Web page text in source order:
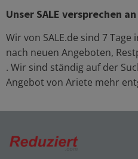
Unser SALE versprechen
Wir von SALE.de sind 7
nach neuen Angeboten,
. Wir sind ständig auf der
Angebot von Ariete mehr